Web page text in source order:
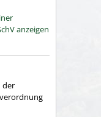
anzeigen
der